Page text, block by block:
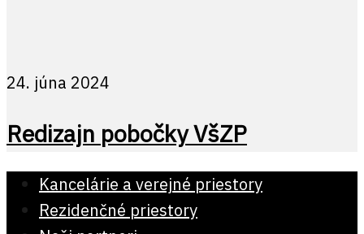
24. júna 2024
Redizajn pobočky VšZP
Kancelárie a verejné priestory
Rezidenčné priestory